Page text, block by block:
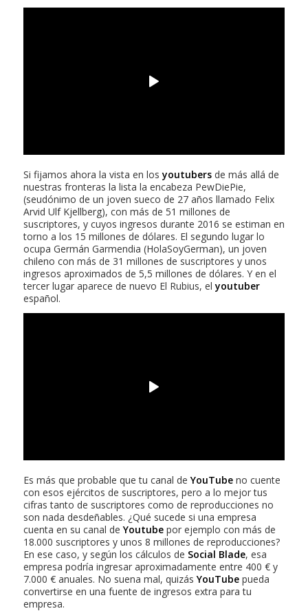
Si fijamos ahora la vista en losyoutubersde más allá de
nuestras fronteras la lista la encabeza PewDiePie,
(seudónimo de un joven sueco de 27 años llamado Felix
Arvid Ulf Kjellberg), con más de 51 millones de
suscriptores, y cuyos ingresos durante 2016 se estiman en
torno a los 15 millones de dólares. El segundo lugar lo
ocupa Germán Garmendia (HolaSoyGerman), un joven
chileno con más de 31 millones de suscriptores y unos
ingresos aproximados de 5,5 millones de dólares. Y en el
tercer lugar aparece de nuevo El Rubius, elyoutuber
español.
Es más que probable que tu canal deYouTubeno cuente
con esos ejércitos de suscriptores, pero a lo mejor tus
cifras tanto de suscriptores como de reproducciones no
son nada desdeñables. ¿Qué sucede si una empresa
cuenta en su canal deYoutubepor ejemplo con más de
18.000 suscriptores y unos 8 millones de reproducciones?
En ese caso, y según los cálculos de Social Blade, esa
empresa podría ingresar aproximadamente entre 400 € y
7.000 € anuales. No suena mal, quizásYouTubepueda
convertirse en una fuente de ingresos extra para tu
empresa.